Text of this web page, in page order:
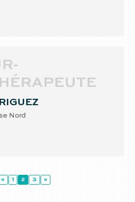
Nord
« 1 2 3 »